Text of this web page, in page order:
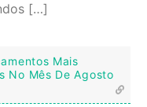
[…]
Mais
No Mês De Agosto